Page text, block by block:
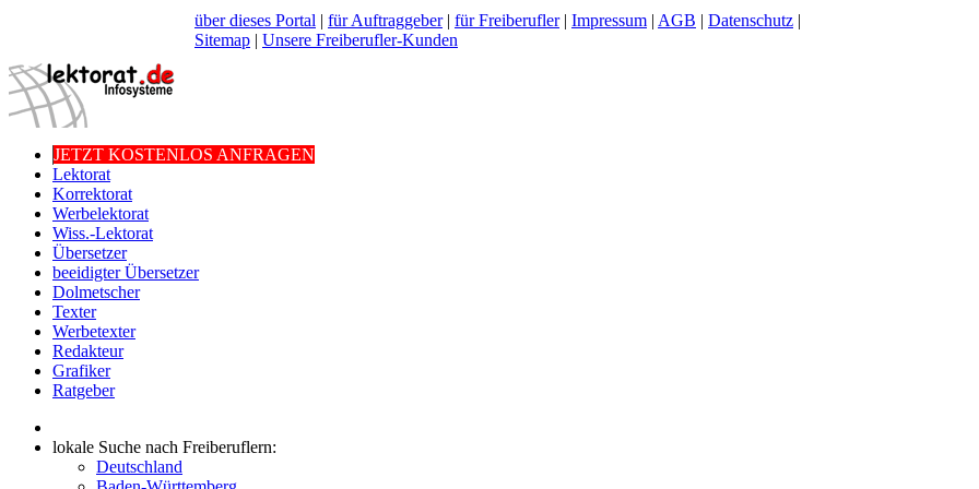
über dieses Portal | für Auftraggeber| für Freiberufler| Impressum | AGB | Datenschutz |
Sitemap | Unsere Freiberufler-Kunden
JETZT KOSTENLOS ANFRAGEN
Lektorat
Korrektorat
Werbelektorat
Wiss.-Lektorat
Übersetzer
beeidigter Übersetzer
Dolmetscher
Texter
Werbetexter
Redakteur
Grafiker
Ratgeber
lokale Suche nach Freiberuflern:
Deutschland